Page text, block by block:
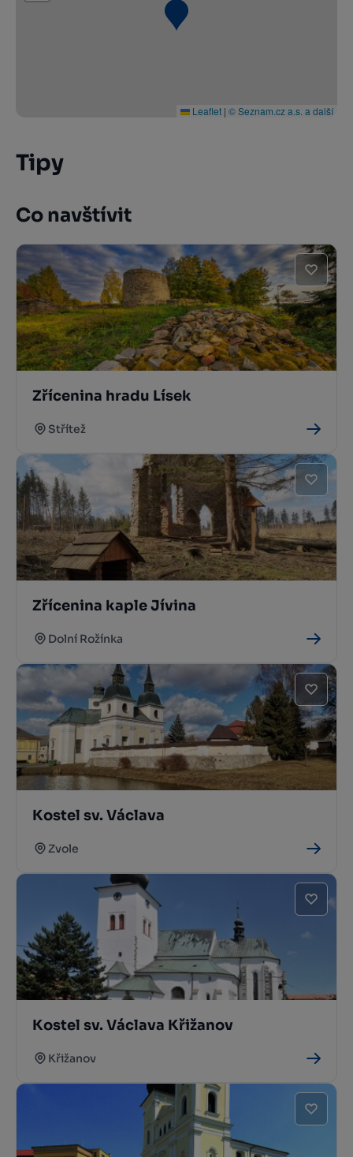
Leaflet | © Seznam.cz a.s. a další
Tipy
Co navštívit
Zřícenina hradu Lísek
Střítež
Zřícenina kaple Jívina
Dolní Rožínka
Kostel sv. Václava
Zvole
Kostel sv. Václava Křižanov
Křižanov